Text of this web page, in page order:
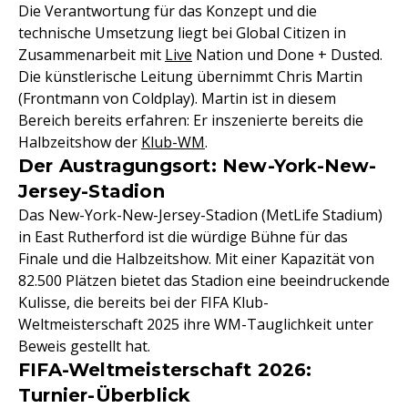
Die Verantwortung für das Konzept und die
technische Umsetzung liegt bei Global Citizen in
Zusammenarbeit mit Live Nation und Done + Dusted.
Die künstlerische Leitung übernimmt Chris Martin
(Frontmann von Coldplay). Martin ist in diesem
Bereich bereits erfahren: Er inszenierte bereits die
Halbzeitshow der Klub-WM.
Der Austragungsort: New-York-New-
Jersey-Stadion
Das New-York-New-Jersey-Stadion (MetLife Stadium)
in East Rutherford ist die würdige Bühne für das
Finale und die Halbzeitshow. Mit einer Kapazität von
82.500 Plätzen bietet das Stadion eine beeindruckende
Kulisse, die bereits bei der FIFA Klub-
Weltmeisterschaft 2025 ihre WM-Tauglichkeit unter
Beweis gestellt hat.
FIFA-Weltmeisterschaft 2026:
Turnier-Überblick